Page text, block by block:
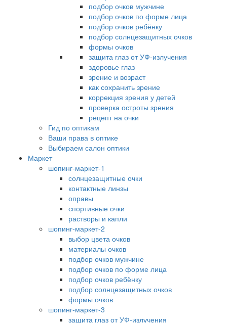
подбор очков мужчине
подбор очков по форме лица
подбор очков ребёнку
подбор солнцезащитных очков
формы очков
защита глаз от УФ-излучения
здоровье глаз
зрение и возраст
как сохранить зрение
коррекция зрения у детей
проверка остроты зрения
рецепт на очки
Гид по оптикам
Ваши права в оптике
Выбираем салон оптики
Маркет
шопинг-маркет-1
солнцезащитные очки
контактные линзы
оправы
спортивные очки
растворы и капли
шопинг-маркет-2
выбор цвета очков
материалы очков
подбор очков мужчине
подбор очков по форме лица
подбор очков ребёнку
подбор солнцезащитных очков
формы очков
шопинг-маркет-3
защита глаз от УФ-излучения